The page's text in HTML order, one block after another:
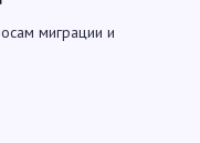
миграции и